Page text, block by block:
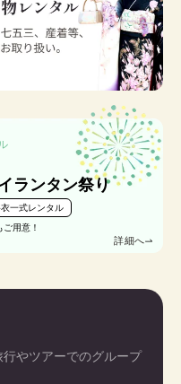
ランタン祭り
一式レンタル
用意！
詳細へ
やツアーでのグループ